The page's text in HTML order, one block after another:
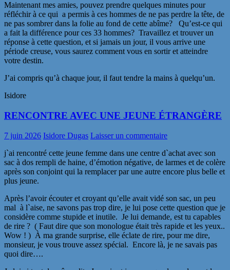
Maintenant mes amies, pouvez prendre quelques minutes pour
réfléchir à ce qui a permis à ces hommes de ne pas perdre la tête, de
ne pas sombrer dans la folie au fond de cette abîme? Qu’est-ce qui
a fait la différence pour ces 33 hommes? Travaillez et trouver un
réponse à cette question, et si jamais un jour, il vous arrive une
période creuse, vous saurez comment vous en sortir et atteindre
votre destin.
J’ai compris qu’à chaque jour, il faut tendre la mains à quelqu’un.
Isidore
RENCONTRE AVEC UNE JEUNE ÉTRANGÈRE
7 juin 2026 Isidore Dugas Laisser un commentaire
j`ai rencontré cette jeune femme dans une centre d`achat avec son
sac à dos rempli de haine, d’émotion négative, de larmes et de colère
après son conjoint qui la remplacer par une autre encore plus belle et
plus jeune.
Après l’avoir écouter et croyant qu’elle avait vidé son sac, un peu
mal à l`aise, ne savons pas trop dire, je lui pose cette question que je
considère comme stupide et inutile. Je lui demande, est tu capables
de rire ? ( Faut dire que son monologue était très rapide et les yeux..
Wow ! ) À ma grande surprise, elle éclate de rire, pour me dire,
monsieur, je vous trouve assez spécial. Encore là, je ne savais pas
quoi dire….